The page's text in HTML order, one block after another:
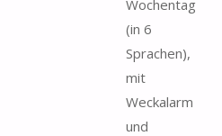
Wochentag
(in 6
Sprachen),
mit
Weckalarm
und